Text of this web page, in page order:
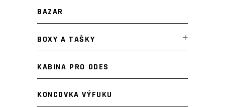
BAZAR
BOXY A TAŠKY
KABINA PRO ODES
KONCOVKA VÝFUKU